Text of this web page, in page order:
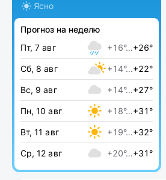
Ясно
Прогноз на неделю
Пт, 7 авг
+16°…+26°
Сб, 8 авг +14°…+22°
Вс, 9 авг +14°…+27°
Пн, 10 авг +18°…+31°
Вт, 11 авг +19°…+32°
Ср, 12 авг +20°…+31°